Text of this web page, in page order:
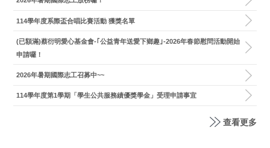
114學年度系際盃合唱比賽活動 獲獎名單
(已額滿)蔡衍明愛心基金會-｢公益青年送愛下鄉趣｣-2026年春節慰問活動開始
申請囉！
2026年暑期國際志工召募中~~
114學年度第1學期「學生公共服務績優獎學金」受理申請事宜
查看更多